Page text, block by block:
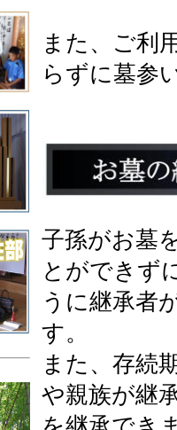
また、ご利
らずに墓参
子孫がお墓
とができず
うに継承者
す。
また、存続
や親族が継